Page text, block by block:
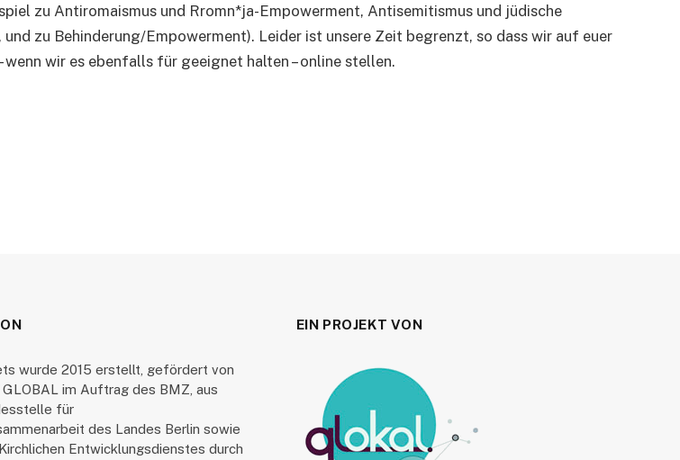
zu Antiromaismus und Rromn*ja-Empowerment, Antisemitismus und jüdische
zu Behinderung/Empowerment). Leider ist unsere Zeit begrenzt, so dass wir auf euer
wir es ebenfalls für geeignet halten – online stellen.
wurde 2015 erstellt, gefördert von
im Auftrag des BMZ, aus
für
des Landes Berlin sowie
Entwicklungsdienstes durch
EIN PROJEKT VON